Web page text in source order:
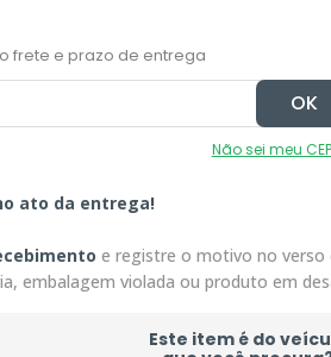
Não sei meu CEP
ato da entrega!
e registre o motivo no
embalagem violada ou produto em
Este item é do